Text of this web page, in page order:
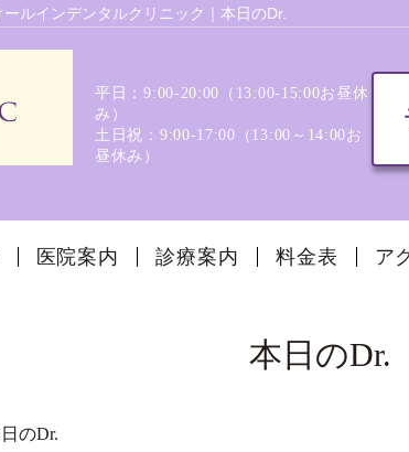
ルインデンタルクリニック｜本日のDr.
平日：9:00-20:00（13:00‐15:00お昼休
み）
土日祝：9:00-17:00（13:00～14:00お
昼休み）
医院案内 診療案内 料金表 ア
本日のDr.
のDr.